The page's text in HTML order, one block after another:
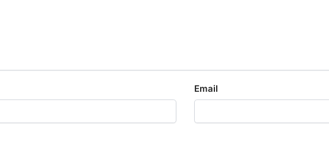
Email